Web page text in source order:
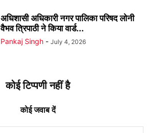
अधिशासी अधिकारी नगर पालिका परिषद लोनी
वैभव त्रिपाठी ने किया वार्ड...
Pankaj Singh - July 4, 2026
कोई टिप्पणी नहीं है
कोई जवाब दें